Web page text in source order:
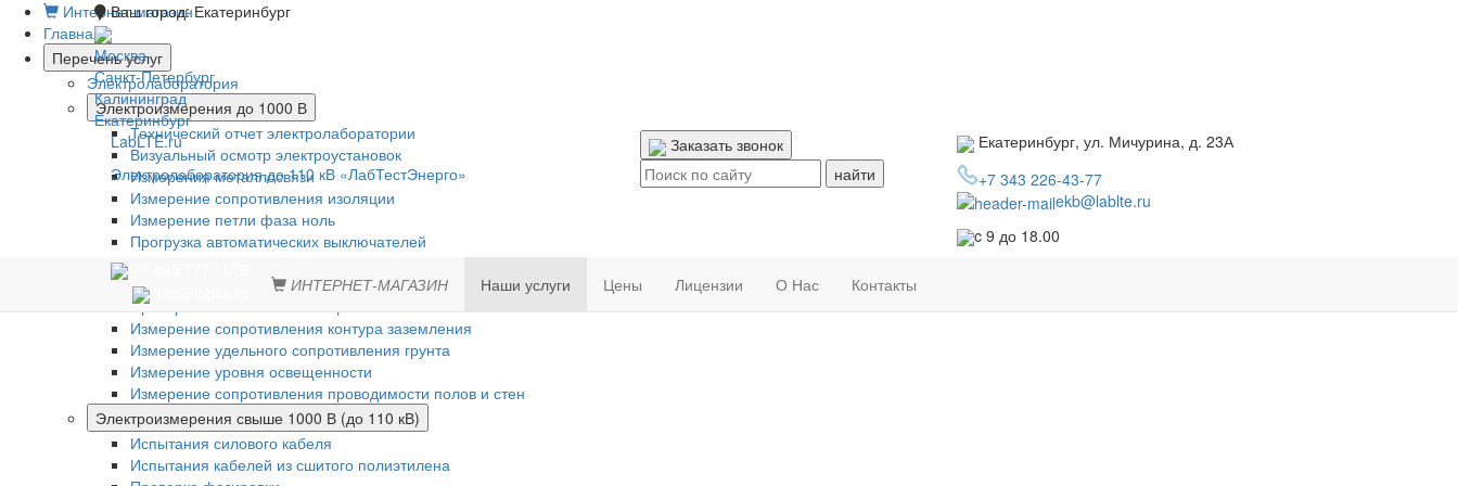
Ваш город:Екатеринбург
Москва
Санкт-Петербург
Калининград
Екатеринбург
LabLTE.ru
Электролаборатория до 110 кВ «ЛабТестЭнерго»
Заказать звонок
Поиск:
Екатеринбург, ул. Мичурина, д. 23А
+7 343 226-43-77
ekb@lablte.ru
c 9 до 18.00
ИНТЕРНЕТ-МАГАЗИН Наши услуги Цены Лицензии О Нас Контакты
Интернет-магазин
Главная
Перечень услуг
Электролаборатория
Электроизмерения до 1000 В
Технический отчет электролаборатории
Визуальный осмотр электроустановок
Измерения металлосвязи
Измерение сопротивления изоляции
Измерение петли фаза ноль
Прогрузка автоматических выключателей
Проверка устройств защитного отключения (УЗО)
Испытание устройств АВР
Проверка систем молниезащиты
Измерение сопротивления контура заземления
Измерение удельного сопротивления грунта
Измерение уровня освещенности
Измерение сопротивления проводимости полов и стен
Электроизмерения свыше 1000 В (до 110 кВ)
Испытания силового кабеля
Испытания кабелей из сшитого полиэтилена